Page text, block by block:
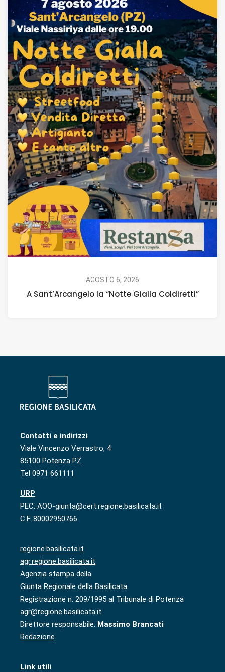
AGOSTO 6, 2026
A Sant’Arcangelo la “Notte Gialla Coldiretti”
Contatti e indirizzi
Viale Vincenzo Verrastro, 4
85100 Potenza PZ
Tel 0971 661111
URP
PEC: AOO-giunta@cert.regione.basilicata.it
C.F. 80002950766
regione.basilicata.it
agr.regione.basilicata.it
Agenzia stampa della
Giunta Regionale della Basilicata
Registrazione n. 209/1995 al Tribunale di Potenza
agr@regione.basilicata.it
Direttore responsabile: Massimo Brancati
Redazione
Link utili